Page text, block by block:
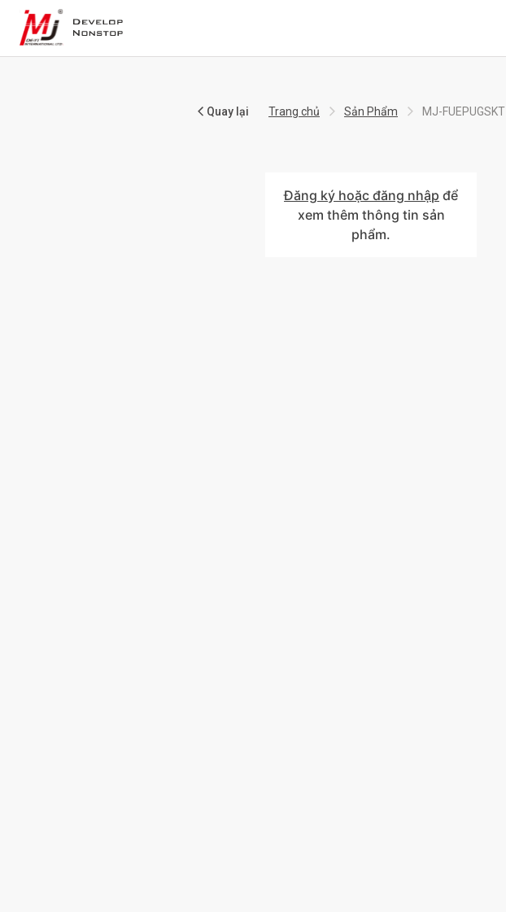
Quay lại Trang chủ Sản Phẩm MJ-FUEPUGSKT
Đăng ký hoặc đăng nhập để
xem thêm thông tin sản
phẩm.